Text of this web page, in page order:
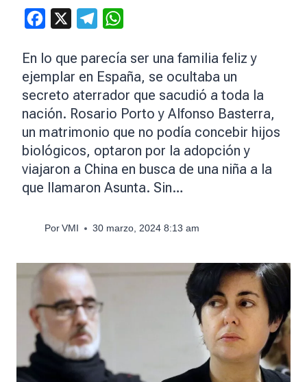
Facebook Telegram
En lo que parecía ser una familia feliz y
ejemplar en España, se ocultaba un
secreto aterrador que sacudió a toda la
nación. Rosario Porto y Alfonso Basterra,
un matrimonio que no podía concebir hijos
biológicos, optaron por la adopción y
viajaron a China en busca de una niña a la
que llamaron Asunta. Sin…
Por VMI 30 marzo, 2024 8:13 am